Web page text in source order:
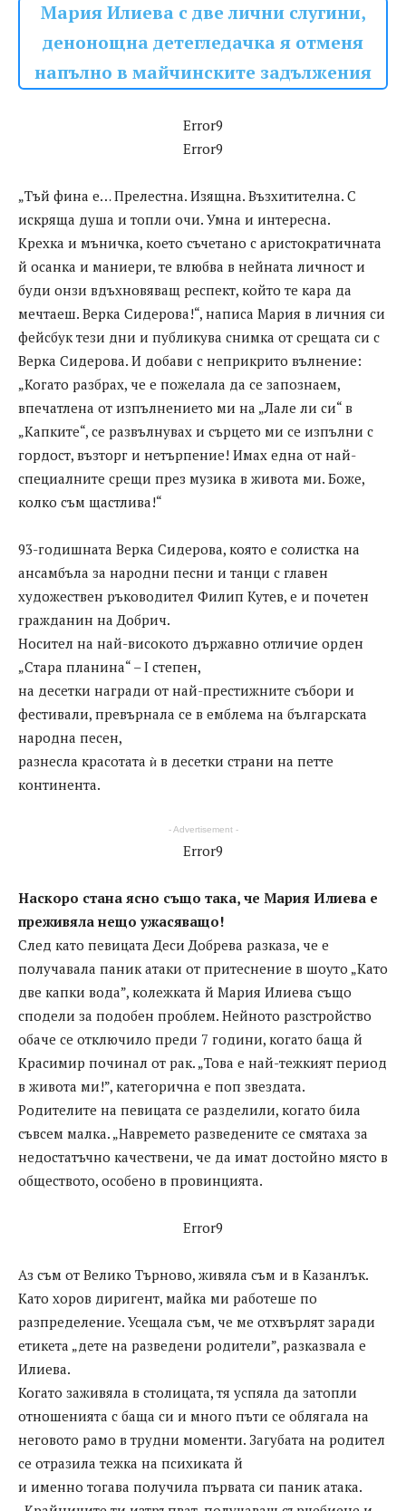
Мария Илиева с две лични слугини,
денонощна детегледачка я отменя
напълно в майчинските задължения
Error9
Error9
„Тъй фина е… Прелестна. Изящна. Възхитителна. С
искряща душа и топли очи. Умна и интересна.
Крехка и мъничка, което съчетано с аристократичната
й осанка и маниери, те влюбва в нейната личност и
буди онзи вдъхновяващ респект, който те кара да
мечтаеш. Верка Сидерова!“, написа Мария в личния си
фейсбук тези дни и публикува снимка от срещата си с
Верка Сидерова. И добави с неприкрито вълнение:
„Когато разбрах, че е пожелала да се запознаем,
впечатлена от изпълнението ми на „Лале ли си“ в
„Капките“, се развълнувах и сърцето ми се изпълни с
гордост, възторг и нетърпение! Имах една от най-
специалните срещи през музика в живота ми. Боже,
колко съм щастлива!“
93-годишната Верка Сидерова, която е солистка на
ансамбъла за народни песни и танци с главен
художествен ръководител Филип Кутев, е и почетен
гражданин на Добрич.
Носител на най-високото държавно отличие орден
„Стара планина“ – I степен,
на десетки награди от най-престижните събори и
фестивали, превърнала се в емблема на българската
народна песен,
разнесла красотата ѝ в десетки страни на петте
континента.
- Advertisement -
Error9
Наскоро стана ясно също така, че Мария Илиева е
преживяла нещо ужасяващо!
След като певицата Деси Добрева разказа, че е
получавала паник атаки от притеснение в шоуто „Като
две капки вода”, колежката й Мария Илиева също
сподели за подобен проблем. Нейното разстройство
обаче се отключило преди 7 години, когато баща й
Красимир починал от рак. „Това е най-тежкият период
в живота ми!”, категорична е поп звездата.
Родителите на певицата се разделили, когато била
съвсем малка. „Навремето разведените се смятаха за
недостатъчно качествени, че да имат достойно място в
обществото, особено в провинцията.
Error9
Аз съм от Велико Търново, живяла съм и в Казанлък.
Като хоров диригент, майка ми работеше по
разпределение. Усещала съм, че ме отхвърлят заради
етикета „дете на разведени родители”, разказвала е
Илиева.
Когато заживяла в столицата, тя успяла да затопли
отношенията с баща си и много пъти се облягала на
неговото рамо в трудни моменти. Загубата на родител
се отразила тежка на психиката й
и именно тогава получила първата си паник атака.